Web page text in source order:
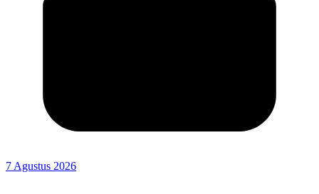
7 Agustus 2026